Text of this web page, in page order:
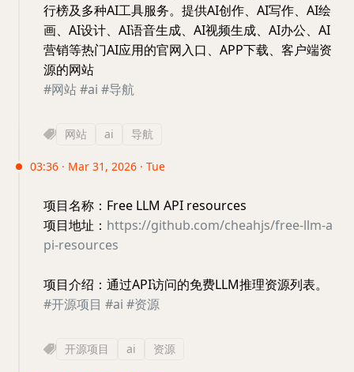
行榜及多种AI工具服务。提供AI创作、AI写作、AI绘
画、AI设计、AI语音生成、AI视频生成、AI办公、AI
营销等热门AI应用的官网入口、APP下载、客户端资
源的网站
#网站#ai #导航
网站 ai 导航
03:36 · Mar 31, 2026 · Tue
项目名称：Free LLM API resources
项目地址： https://github.com/cheahjs/free-llm-a
pi-resources
项目介绍：通过API访问的免费LLM推理资源列表。
#开源项目 #ai #资源
开源项目 ai 资源